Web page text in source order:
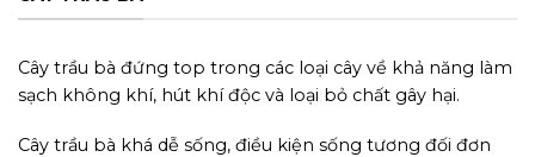
Cây trầu bà đứng top trong các loại cây về khả năng làm
sạch không khí, hút khí độc và loại bỏ chất gây hại.
Cây trầu bà khá dễ sống, điều kiện sống tương đối đơn